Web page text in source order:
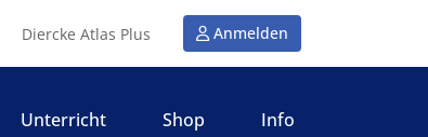
Diercke Atlas Plus Anmelden
Unterricht Shop Info